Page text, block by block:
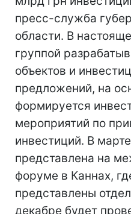
пресс-служба
области. В
группой
объектов и
предложений, на
формируется
мероприятий по
инвестиций. В
представлена на
форуме в Каннах,
представлены
декабре будет